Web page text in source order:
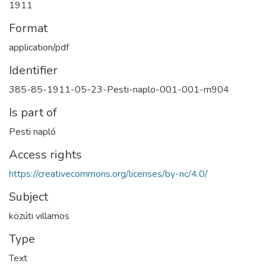
1911
Format
application/pdf
Identifier
385-85-1911-05-23-Pesti-naplo-001-001-m904
Is part of
Pesti napló
Access rights
https://creativecommons.org/licenses/by-nc/4.0/
Subject
közúti villamos
Type
Text